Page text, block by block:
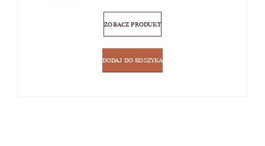
ZOBACZ PRODUKT
DODAJ DO KOSZYKA